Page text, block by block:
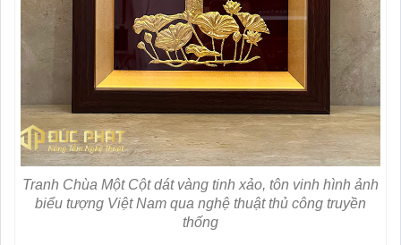
Tranh Chùa Một Cột dát vàng tinh xảo, tôn vinh hình ảnh
biểu tượng Việt Nam qua nghệ thuật thủ công truyền
thống